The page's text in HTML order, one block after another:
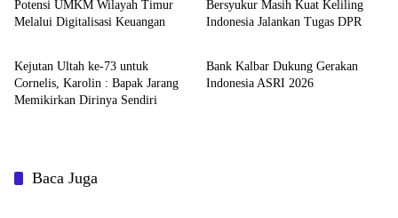
Potensi UMKM Wilayah Timur
Melalui Digitalisasi Keuangan
Bersyukur Masih Kuat Keliling
Indonesia Jalankan Tugas DPR
Berita
Kejutan Ultah ke-73 untuk
Cornelis, Karolin : Bapak Jarang
Memikirkan Dirinya Sendiri
Berita
Bank Kalbar Dukung Gerakan
Indonesia ASRI 2026
Baca Juga